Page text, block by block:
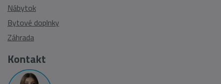
Nábytok
Bytové doplnky
Záhrada
Kontakt